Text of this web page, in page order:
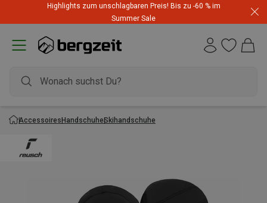
Highlights zum unschlagbaren Preis! Bis zu -60 % im
Summer Sale
AccessoiresHandschuheSkihandschuhe